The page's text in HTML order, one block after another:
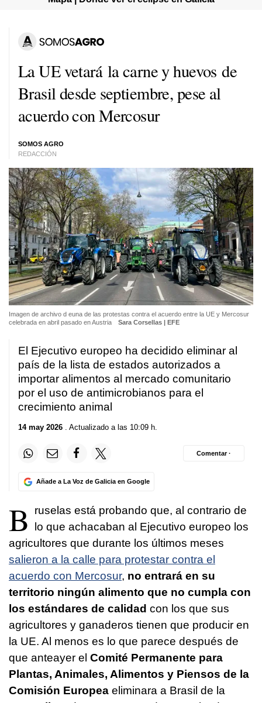
La UE vetará la carne y huevos de
Brasil desde septiembre, pese al
acuerdo con Mercosur
SOMOS AGRO
REDACCIÓN
Imagen de archivo d euna de las protestas contra el acuerdo entre la UE y Mercosur
celebrada en abril pasado en Austria
Sara Corsellas | EFE
El Ejecutivo europeo ha decidido eliminar al
país de la lista de estados autorizados a
importar alimentos al mercado comunitario
por el uso de antimicrobianos para el
crecimiento animal
14 may 2026 . Actualizado a las 10:09 h.
Añade a La Voz de Galicia en Google
Comentar ·
B
ruselas está probando que, al contrario de
lo que achacaban al Ejecutivo europeo los
agricultores que durante los últimos meses
salieron a la calle para protestar contra el
acuerdo con Mercosur, no entrará en su
territorio ningún alimento que no cumpla con
los estándares de calidad con los que sus
agricultores y ganaderos tienen que producir en
la UE. Al menos es lo que parece después de
que anteayer el Comité Permanente para
Plantas, Animales, Alimentos y Piensos de la
Comisión Europea eliminara a Brasil de la